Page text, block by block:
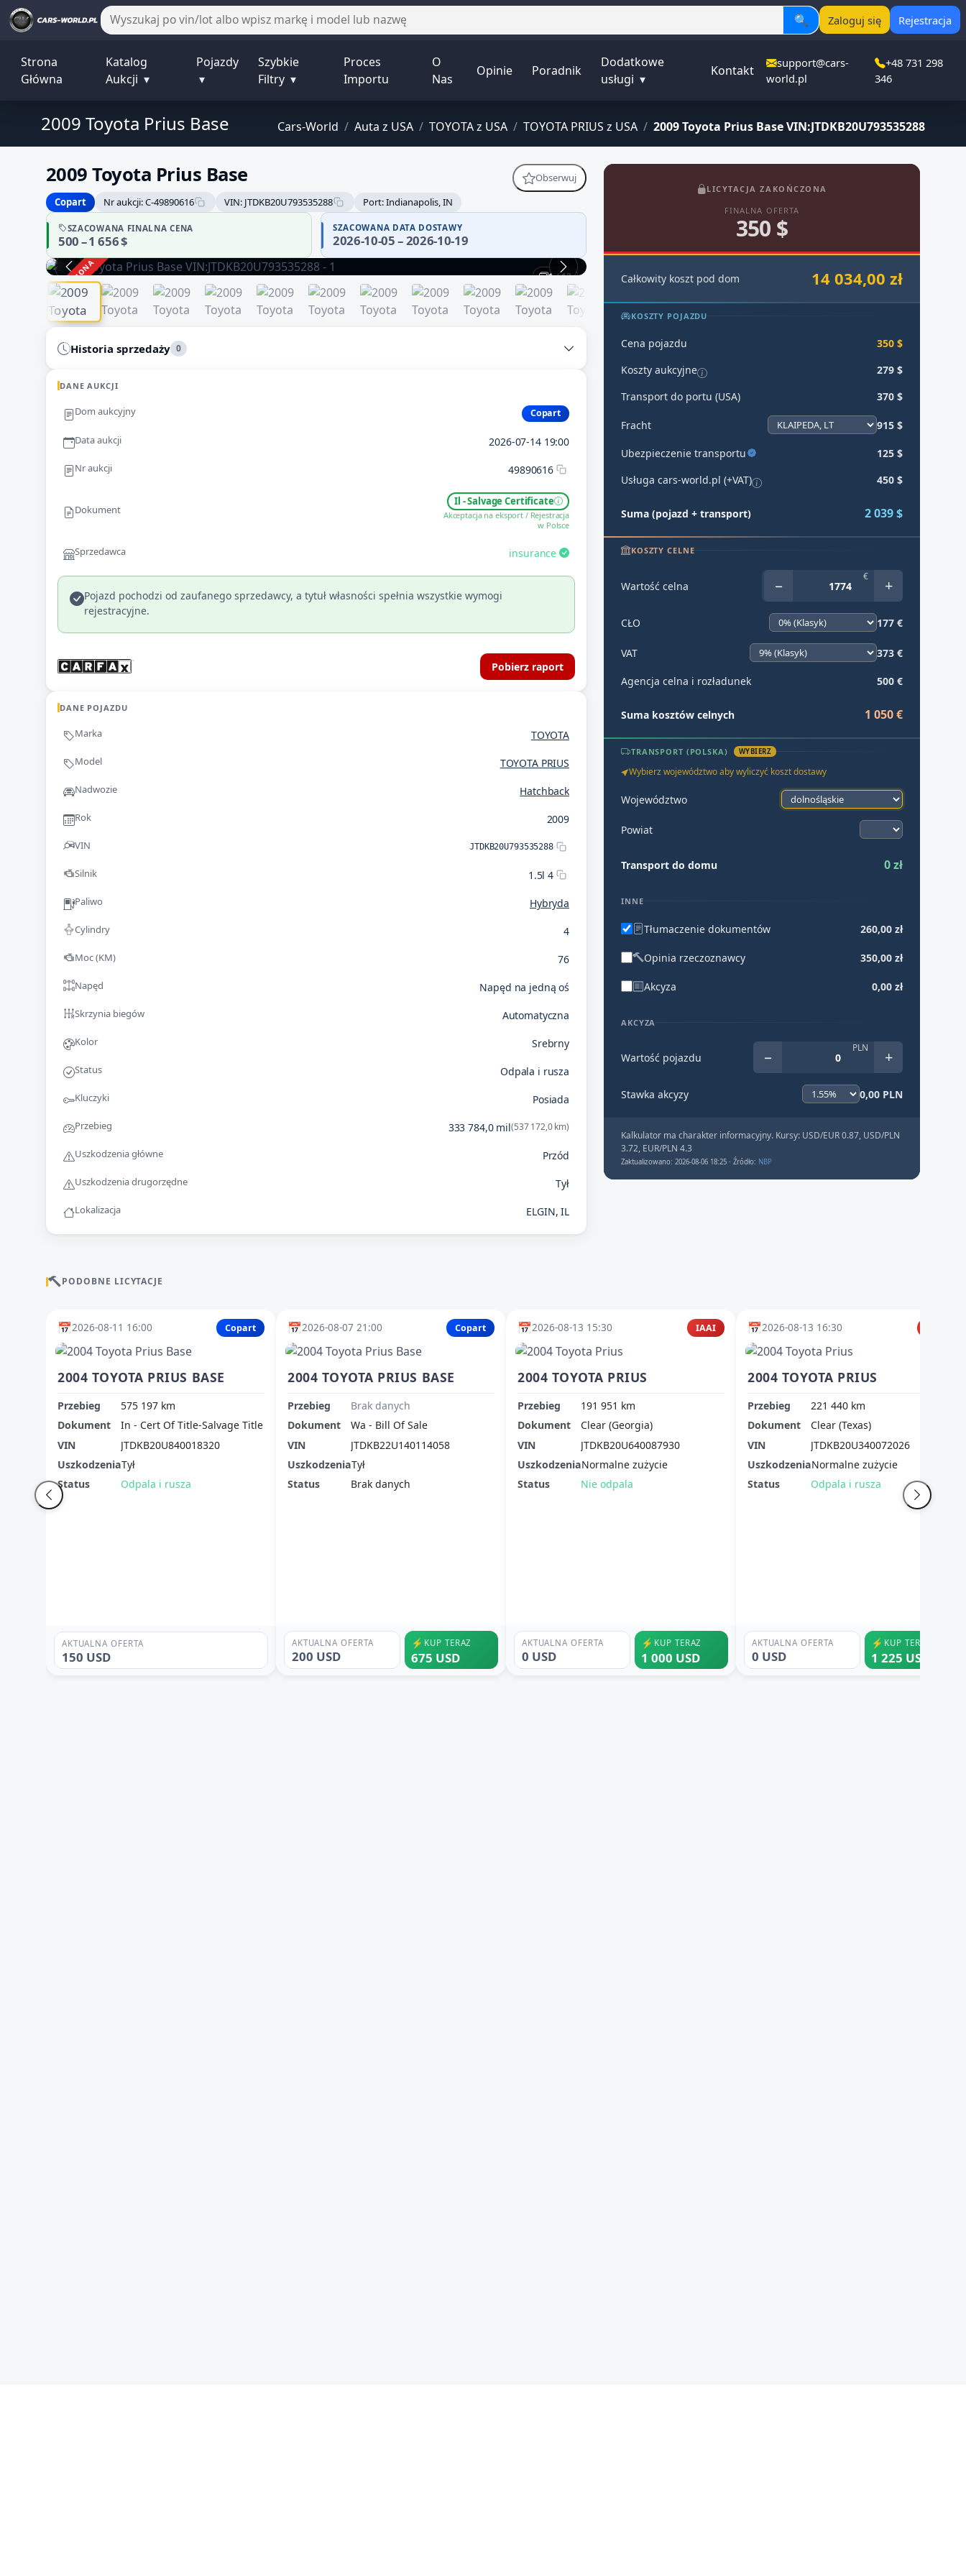
🔍 Zaloguj się Rejestracja
Strona
Główna
Katalog
Aukcji ▾
Pojazdy
▾
Szybkie
Filtry ▾
Proces
Importu
O
Nas
Opinie Poradnik
Dodatkowe
usługi ▾
Kontakt
support@cars-
world.pl
+48 731 298
346
Cars-World / Auta z USA / TOYOTA z USA / TOYOTA PRIUS z USA / 2009 Toyota Prius Base VIN:JTDKB20U793535288
2009 Toyota Prius Base
2009 Toyota Prius Base
Obserwuj
Copart
Nr aukcji: C-49890616 VIN: JTDKB20U793535288 Port: Indianapolis, IN
SZACOWANA FINALNA CENA
500 – 1 656 $
SZACOWANA DATA DOSTAWY
2026-10-05 – 2026-10-19
ZAKOŃCZONA 1 / 12
Historia sprzedaży 0
DANE AUKCJI
Dom aukcyjny Copart
Data aukcji 2026-07-14 19:00
Nr aukcji 49890616
Dokument
Il - Salvage Certificate
Akceptacja na eksport / Rejestracja
w Polsce
Sprzedawca insurance
Pojazd pochodzi od zaufanego sprzedawcy, a tytuł własności spełnia wszystkie wymogi
rejestracyjne.
Pobierz raport
DANE POJAZDU
Marka TOYOTA
Model TOYOTA PRIUS
Nadwozie Hatchback
Rok 2009
VIN JTDKB20U793535288
Silnik 1.5l 4
Paliwo Hybryda
Cylindry 4
Moc (KM) 76
Napęd Napęd na jedną oś
Skrzynia biegów Automatyczna
Kolor Srebrny
Status Odpala i rusza
Kluczyki Posiada
Przebieg 333 784,0 mil(537 172,0 km)
Uszkodzenia główne Przód
Uszkodzenia drugorzędne Tył
Lokalizacja ELGIN, IL
LICYTACJA ZAKOŃCZONA
FINALNA OFERTA
350 $
Całkowity koszt pod dom 14 034,00 zł
KOSZTY POJAZDU
Cena pojazdu
350 $
Koszty aukcyjne
279 $
Transport do portu (USA)
370 $
Fracht 915 $
Ubezpieczenie transportu
125 $
Usługa cars-world.pl (+VAT)
450 $
Suma (pojazd + transport) 2 039 $
KOSZTY CELNE
Wartość celna − € +
CŁO 177 €
VAT 373 €
Agencja celna i rozładunek 500 €
Suma kosztów celnych 1 050 €
TRANSPORT (POLSKA) WYBIERZ
Wybierz województwo aby wyliczyć koszt dostawy
Województwo
Powiat
Transport do domu 0 zł
INNE
Tłumaczenie dokumentów 260,00 zł
Opinia rzeczoznawcy 350,00 zł
Akcyza 0,00 zł
AKCYZA
Wartość pojazdu − PLN +
Stawka akcyzy 0,00 PLN
Kalkulator ma charakter informacyjny. Kursy: USD/EUR 0.87, USD/PLN
3.72, EUR/PLN 4.3
Zaktualizowano: 2026-08-06 18:25 · Źródło: NBP
PODOBNE LICYTACJE
📅2026-08-11 16:00 Copart
2004 TOYOTA PRIUS BASE
Przebieg
575 197 km
Dokument
In - Cert Of Title-Salvage Title
VIN
JTDKB20U840018320
UszkodzeniaTył
Status
Odpala i rusza
AKTUALNA OFERTA
150 USD
📅2026-08-07 21:00 Copart
2004 TOYOTA PRIUS BASE
Przebieg
Brak danych
Dokument
Wa - Bill Of Sale
VIN
JTDKB22U140114058
UszkodzeniaTył
Status
Brak danych
AKTUALNA OFERTA
200 USD
⚡ KUP TERAZ
675 USD
📅2026-08-13 15:30 IAAI
2004 TOYOTA PRIUS
Przebieg
191 951 km
Dokument
Clear (Georgia)
VIN
JTDKB20U640087930
UszkodzeniaNormalne zużycie
Status
Nie odpala
AKTUALNA OFERTA
0 USD
⚡ KUP TERAZ
1 000 USD
📅2026-08-13 16:30
2004 TOYOTA PRIUS
Przebieg
221 440 km
Dokument
Clear (Texas)
VIN
JTDKB20U340072026
UszkodzeniaNormalne zużycie
Status
Odpala i rusza
AKTUALNA OFERTA
0 USD
⚡ KUP TERAZ
1 225 USD